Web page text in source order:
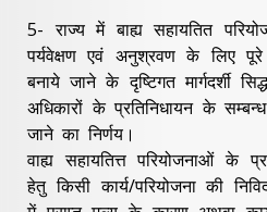
5- राज्य में बाह्य सहायतित
पर्यवेक्षण एवं अनुश्रवण के लिए
बनाये जाने के दृष्टिगत मार्गदर्शी
अधिकारों के प्रतिनिधायन के
जाने का निर्णय।
वाह्य सहायतित्त परियोजनाओं के
हेतु किसी कार्य/परियोजना की